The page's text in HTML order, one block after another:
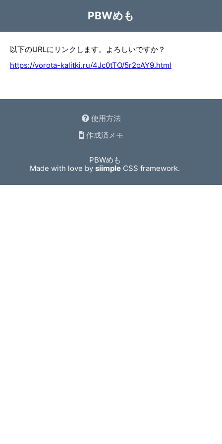
PBWめも
以下のURLにリンクします。よろしいですか？
https://vorota-kalitki.ru/4Jc0tTO/5r2oAY9.html
使用方法
作成済メモ
PBWめも
Made with love bysiimple CSS framework.